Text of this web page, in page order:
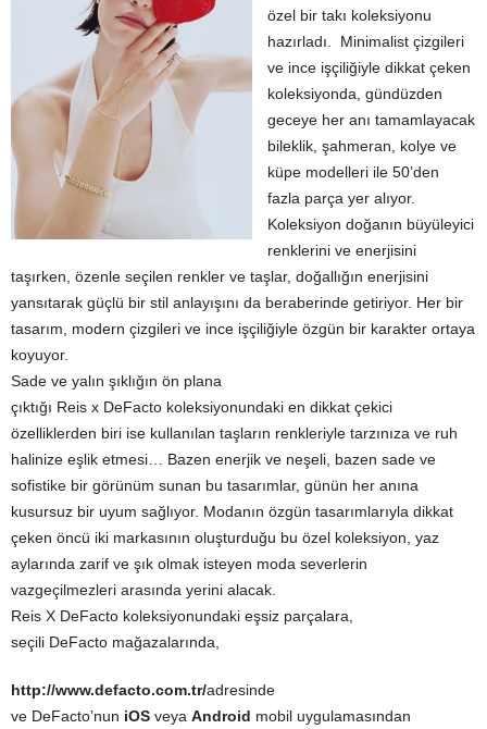
özel bir takı koleksiyonu
hazırladı. Minimalist çizgileri
ve ince işçiliğiyle dikkat çeken
koleksiyonda, gündüzden
geceye her anı tamamlayacak
bileklik, şahmeran, kolye ve
küpe modelleri ile 50’den
fazla parça yer alıyor.
Koleksiyon doğanın büyüleyici
renklerini ve enerjisini
taşırken, özenle seçilen renkler ve taşlar, doğallığın enerjisini
yansıtarak güçlü bir stil anlayışını da beraberinde getiriyor. Her bir
tasarım, modern çizgileri ve ince işçiliğiyle özgün bir karakter ortaya
koyuyor.
Sade ve yalın şıklığın ön plana
çıktığı Reis x DeFacto koleksiyonundaki en dikkat çekici
özelliklerden biri ise kullanılan taşların renkleriyle tarzınıza ve ruh
halinize eşlik etmesi… Bazen enerjik ve neşeli, bazen sade ve
sofistike bir görünüm sunan bu tasarımlar, günün her anına
kusursuz bir uyum sağlıyor. Modanın özgün tasarımlarıyla dikkat
çeken öncü iki markasının oluşturduğu bu özel koleksiyon, yaz
aylarında zarif ve şık olmak isteyen moda severlerin
vazgeçilmezleri arasında yerini alacak.
Reis X DeFacto koleksiyonundaki eşsiz parçalara,
seçili DeFacto mağazalarında,
http://www.defacto.com.tr/adresinde
ve DeFacto’nun iOS veya Android mobil uygulamasından